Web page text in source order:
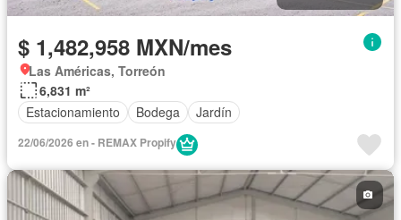
$ 1,482,958 MXN/mes
Las Américas, Torreón
6,831 m²
Estacionamiento
Bodega Jardín
22/06/2026 en - REMAX Propify